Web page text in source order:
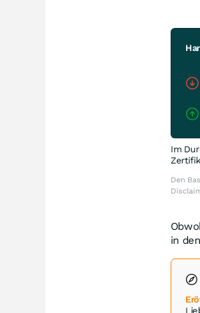
Im
Den
in